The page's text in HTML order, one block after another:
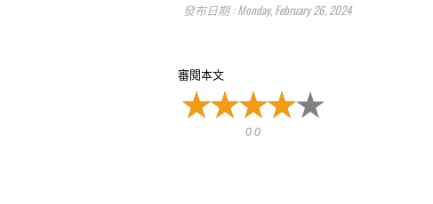
發布日期 : Monday, February 26, 2024
審閱本文
0 0